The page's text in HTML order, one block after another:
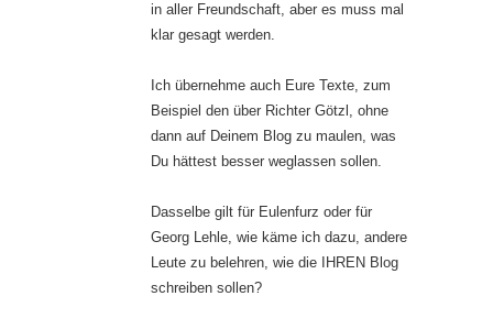
in aller Freundschaft, aber es muss mal
klar gesagt werden.
Ich übernehme auch Eure Texte, zum
Beispiel den über Richter Götzl, ohne
dann auf Deinem Blog zu maulen, was
Du hättest besser weglassen sollen.
Dasselbe gilt für Eulenfurz oder für
Georg Lehle, wie käme ich dazu, andere
Leute zu belehren, wie die IHREN Blog
schreiben sollen?